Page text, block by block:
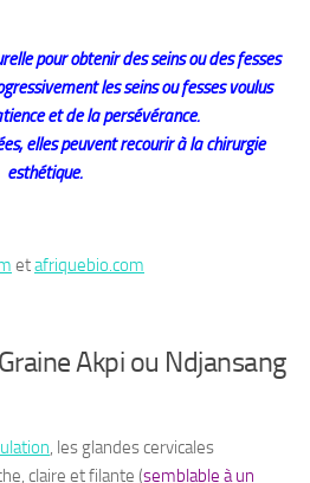
pour obtenir des seins ou des fesses
les seins ou fesses voulus
et de la persévérance.
elles peuvent recourir à la chirurgie
esthétique.
etafriquebio.com
Akpi ou Ndjansang
, les glandes cervicales
claire et filante (semblable à un